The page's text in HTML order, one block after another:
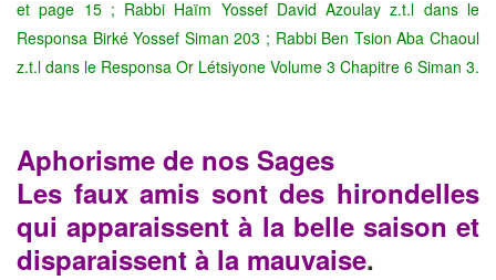
et page 15 ; Rabbi Haïm Yossef David Azoulay z.t.l dans le
Responsa Birké Yossef Siman 203 ; Rabbi Ben Tsion Aba Chaoul
z.t.l dans le Responsa Or Létsiyone Volume 3 Chapitre 6 Siman 3.
Aphorisme de nos Sages
Les faux amis sont des hirondelles
qui apparaissent à la belle saison et
disparaissent à la mauvaise.